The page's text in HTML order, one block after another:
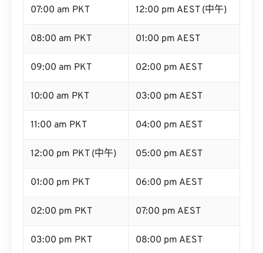
07:00 am PKT 12:00 pm AEST (中午)
08:00 am PKT 01:00 pm AEST
09:00 am PKT 02:00 pm AEST
10:00 am PKT 03:00 pm AEST
11:00 am PKT 04:00 pm AEST
12:00 pm PKT (中午) 05:00 pm AEST
01:00 pm PKT 06:00 pm AEST
02:00 pm PKT 07:00 pm AEST
03:00 pm PKT 08:00 pm AEST